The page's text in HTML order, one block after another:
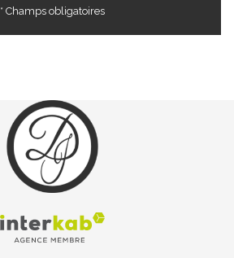
* Champs obligatoires